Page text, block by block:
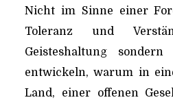
Nicht im Sinne einer
Toleranz und
Geisteshaltung
entwickeln, warum in
Land, einer offenen